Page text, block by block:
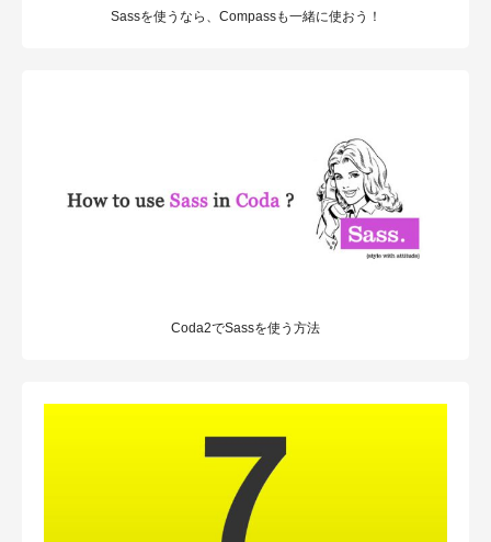
Sassを使うなら、Compassも一緒に使おう！
Coda2でSassを使う方法